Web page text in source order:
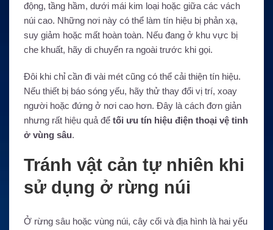
động, tầng hầm, dưới mái kim loại hoặc giữa các vách
núi cao. Những nơi này có thể làm tín hiệu bị phản xạ,
suy giảm hoặc mất hoàn toàn. Nếu đang ở khu vực bị
che khuất, hãy di chuyển ra ngoài trước khi gọi.
Đôi khi chỉ cần đi vài mét cũng có thể cải thiện tín hiệu.
Nếu thiết bị báo sóng yếu, hãy thử thay đổi vị trí, xoay
người hoặc đứng ở nơi cao hơn. Đây là cách đơn giản
nhưng rất hiệu quả để tối ưu tín hiệu điện thoại vệ tinh
ở vùng sâu.
Tránh vật cản tự nhiên khi
sử dụng ở rừng núi
Ở rừng sâu hoặc vùng núi, cây cối và địa hình là hai yếu